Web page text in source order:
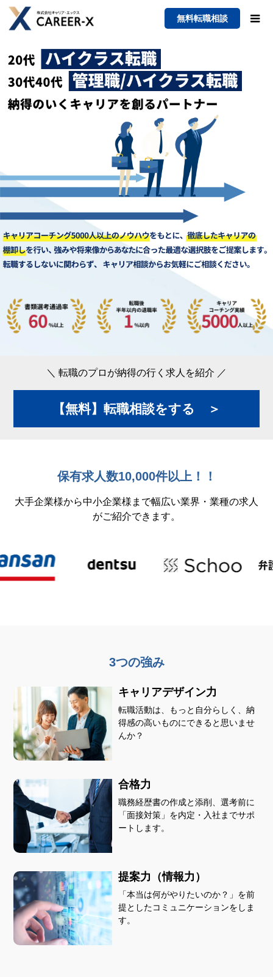
無料転職相談
＼ 転職のプロが納得の行く求人を紹介 ／
【無料】転職相談をする ＞
保有求人数10,000件以上！！
大手企業様から中小企業様まで幅広い業界・業種の求人
がご紹介できます。
3つの強み
キャリアデザイン力
転職活動は、もっと自分らしく、納
得感の高いものにできると思いませ
んか？
合格力
職務経歴書の作成と添削、選考前に
「面接対策」を内定・入社までサポ
ートします。
提案力（情報力）
「本当は何がやりたいのか？」を前
提としたコミュニケーションをしま
す。